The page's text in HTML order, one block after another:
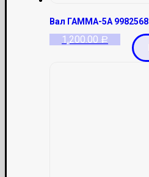
Вал ГАММА-5А 9982568
1,200.00 Р